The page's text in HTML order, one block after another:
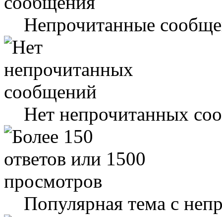
Непрочитанные
Нет непрочитанных
Популярная тема с